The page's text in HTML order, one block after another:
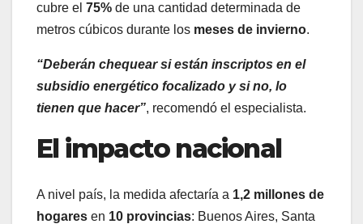
cubre el 75% de una cantidad determinada de
metros cúbicos durante los meses de invierno.
“Deberán chequear si están inscriptos en el
subsidio energético focalizado y si no, lo
tienen que hacer”, recomendó el especialista.
El impacto nacional
A nivel país, la medida afectaría a 1,2 millones de
hogares en 10 provincias: Buenos Aires, Santa